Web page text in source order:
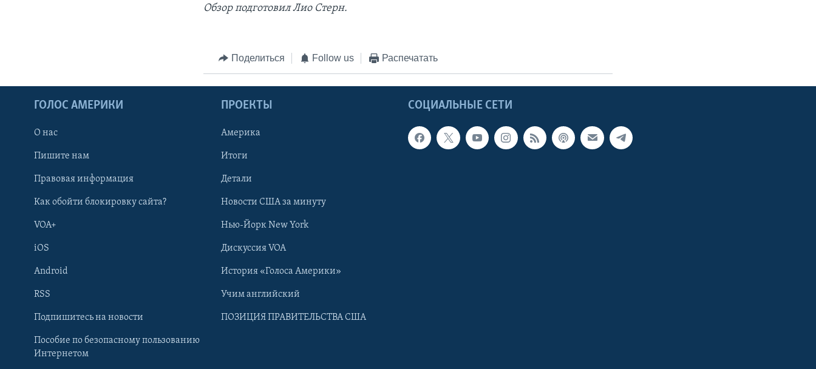
Learning English
Обзор подготовил Лио Стерн.
Поделиться Follow us Распечатать
СОЦИАЛЬНЫЕ СЕТИ
ГОЛОС АМЕРИКИ
О нас
Пишите нам
Правовая информация
Как обойти блокировку сайта?
VOA+
iOS
Android
RSS
Подпишитесь на новости
Пособие по безопасному пользованию
Интернетом
ПРОЕКТЫ
Америка
Итоги
Детали
Новости США за минуту
Нью-Йорк New York
Дискуссия VOA
История «Голоса Америки»
Учим английский
ПОЗИЦИЯ ПРАВИТЕЛЬСТВА США